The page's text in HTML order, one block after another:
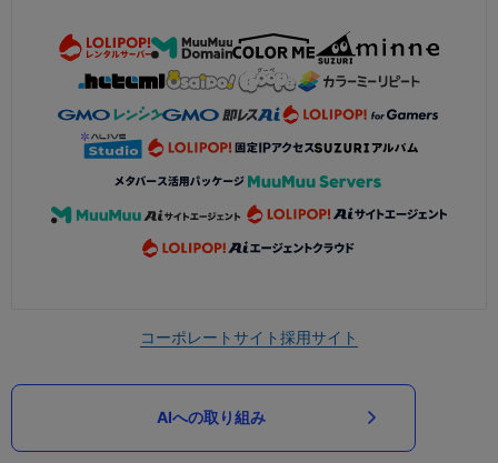
コーポレートサイト採用サイト
AIへの取り組み